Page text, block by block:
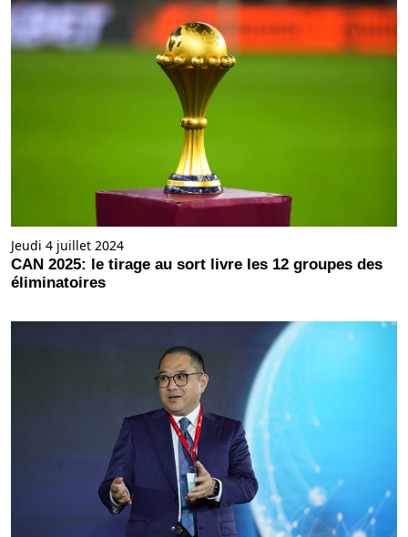
Jeudi 4 juillet 2024
CAN 2025: le tirage au sort livre les 12 groupes des
éliminatoires